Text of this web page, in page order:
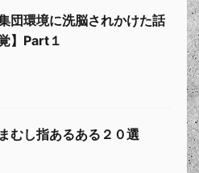
団環境に洗脳されかけた話
】Part１
まむし指あるある２０選